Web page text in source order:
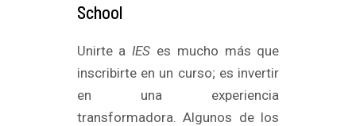
School
Unirte a IES es mucho más que
inscribirte en un curso; es invertir
en una experiencia
transformadora. Algunos de los